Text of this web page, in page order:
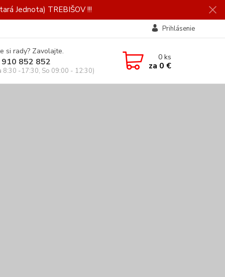
Jednota) TREBIŠOV !!!
Prihlásenie
si rady? Zavolajte.
852 852
8:30 -17:30, So 09:00 - 12:30)
0ks
za 0 €